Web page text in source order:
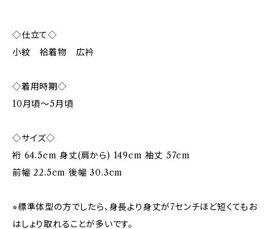
◇仕立て◇
小紋 袷着物 広衿
◇着用時期◇
10月頃〜5月頃
◇サイズ◇
裄 64.5cm 身丈(肩から) 149cm 袖丈 57cm
前幅 22.5cm 後幅 30.3cm
⭐︎標準体型の方でしたら、身長より身丈が7センチほど短くてもお
はしょり取れることが多いです。